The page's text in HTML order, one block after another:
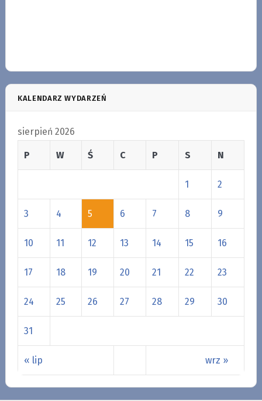
KALENDARZ WYDARZEŃ
sierpień 2026
P W Ś C P S N
« lip wrz »
1 2
3 4 5 6 7 8 9
10 11 12 13 14 15 16
17 18 19 20 21 22 23
24 25 26 27 28 29 30
31